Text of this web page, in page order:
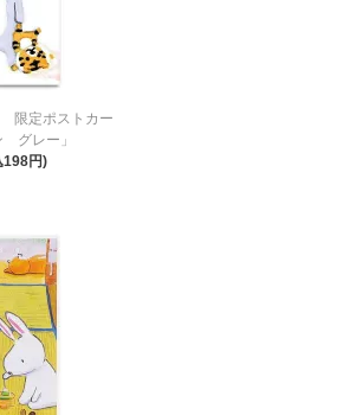
限定ポストカー
グレー」
198円)